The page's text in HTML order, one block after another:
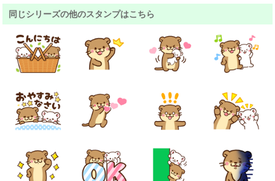
同じシリーズの他のスタンプはこちら